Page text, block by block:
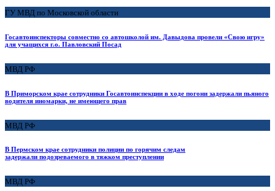
ГУ МВД по Московской области
Госавтоинспекторы совместно со автошколой им. Давыдова провели «Свою игру»
для учащихся г.о. Павловский Посад
МВД РФ
В Приморском крае сотрудники Госавтоинспекции в ходе погони задержали пьяного
водителя иномарки, не имеющего прав
МВД РФ
В Пермском крае сотрудники полиции по горячим следам
задержали подозреваемого в тяжком преступлении
МВД РФ